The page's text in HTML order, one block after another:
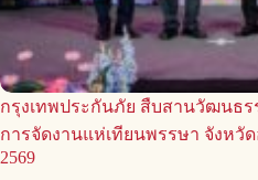
กรุงเทพประกันภัย สืบสานวัฒนธ
การจัดงานแห่เทียนพรรษา จังหวั
2569